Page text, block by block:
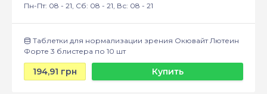
Пн-Пт: 08 - 21, Сб: 08 - 21, Вс: 08 - 21
Таблетки для нормализации зрения Окювайт Лютеин
Форте 3 блистера по 10 шт
194,91 грн Купить